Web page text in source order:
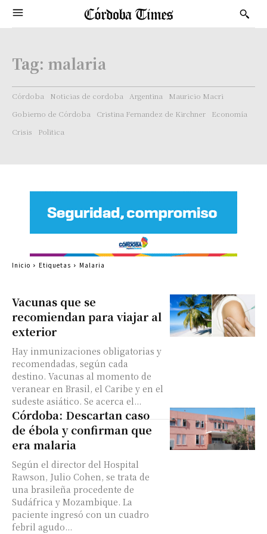
Tag: malaria
Córdoba Noticias de cordoba Argentina
Mauricio Macri
Gobierno de Córdoba
Cristina Fernandez de Kirchner
Economía
Crisis
Politica
Vacunas que se
recomiendan para viajar al
exterior
Hay inmunizaciones obligatorias y
recomendadas, según cada
destino. Vacunas al momento de
veranear en Brasil, el Caribe y en el
sudeste asiático. Se acerca el...
Córdoba: Descartan caso
de ébola y confirman que
era malaria
Según el director del Hospital
Rawson, Julio Cohen, se trata de
una brasileña procedente de
Sudáfrica y Mozambique. La
paciente ingresó con un cuadro
febril agudo...
Inicio Etiquetas Malaria